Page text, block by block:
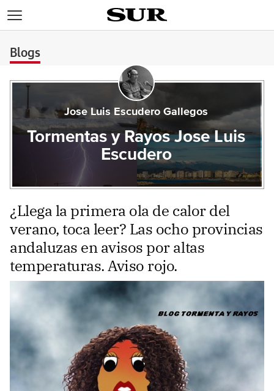
Blogs
Jose Luis Escudero Gallegos
Tormentas y Rayos Jose Luis
Escudero
¿Llega la primera ola de calor del
verano, toca leer? Las ocho provincias
andaluzas en avisos por altas
temperaturas. Aviso rojo.